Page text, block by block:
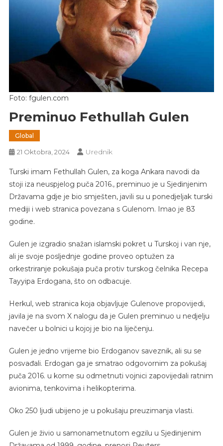
Foto: fgulen.com
Preminuo Fethullah Gulen
Global
21 Oktobra, 2024 Urednik
Turski imam Fethullah Gulen, za koga Ankara navodi da
stoji iza neuspjelog puča 2016., preminuo je u Sjedinjenim
Državama gdje je bio smješten, javili su u ponedjeljak turski
mediji i web stranica povezana s Gulenom. Imao je 83
godine.
Gulen je izgradio snažan islamski pokret u Turskoj i van nje,
ali je svoje posljednje godine proveo optužen za
orkestriranje pokušaja puča protiv turskog čelnika Recepa
Tayyipa Erdogana, što on odbacuje.
Herkul, web stranica koja objavljuje Gulenove propovijedi,
javila je na svom X nalogu da je Gulen preminuo u nedjelju
navečer u bolnici u kojoj je bio na liječenju.
Gulen je jedno vrijeme bio Erdoganov saveznik, ali su se
posvađali. Erdogan ga je smatrao odgovornim za pokušaj
puča 2016. u kome su odmetnuti vojnici zapovijedali ratnim
avionima, tenkovima i helikopterima.
Oko 250 ljudi ubijeno je u pokušaju preuzimanja vlasti.
Gulen je živio u samonametnutom egzilu u Sjedinjenim